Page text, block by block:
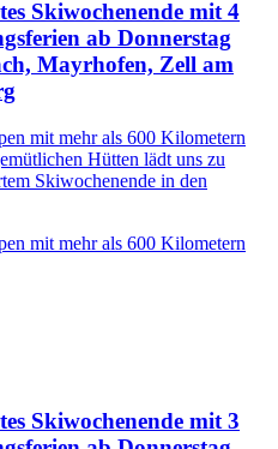
Skiwochenende mit 4
ab Donnerstag
Mayrhofen, Zell am
mit mehr als 600 Kilometern
Hütten lädt uns zu
Skiwochenende in den
mit mehr als 600 Kilometern
Skiwochenende mit 3